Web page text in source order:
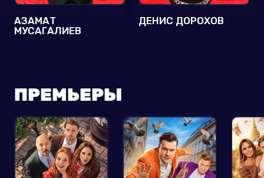
АЗАМАТ
МУСАГАЛИЕВ
ДЕНИС ДОРОХОВ
ПРЕМЬЕРЫ